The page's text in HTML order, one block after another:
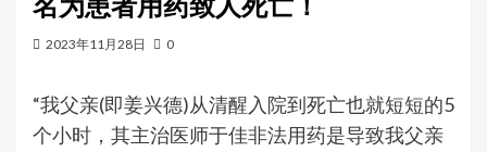
2023年11月28日 0
“我父亲(即姜兴德)从清醒入院到死亡也就短短的5
个小时，其主治医师于佳非法用药是导致我父亲